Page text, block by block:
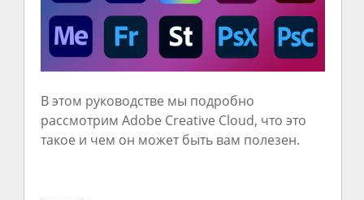
В этом руководстве мы подробно
рассмотрим Adobe Creative Cloud, что это
такое и чем он может быть вам полезен.